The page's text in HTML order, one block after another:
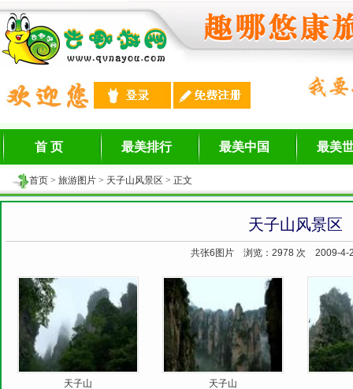
首 页 最美排行 最美中国 最美
首页 > 旅游图片 > 天子山风景区 > 正文
天子山风景区
共张6图片 浏览： 2978 次 2009-4-
天子山 天子山